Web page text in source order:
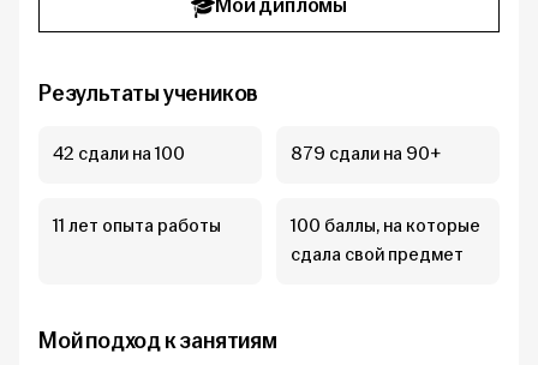
Мои дипломы
Результаты учеников
42 сдали на 100 879 сдали на 90+
11 лет опыта работы
100 баллы, на которые
сдала свой предмет
Мой подход к занятиям